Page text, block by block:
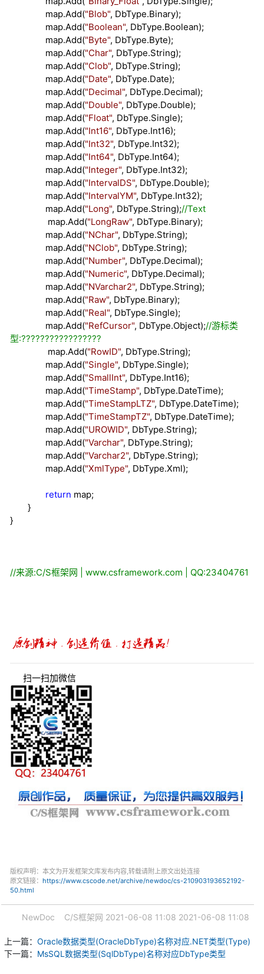
map.Add("Blob", DbType.Binary);
map.Add("Boolean", DbType.Boolean);
map.Add("Byte", DbType.Byte);
map.Add("Char", DbType.String);
map.Add("Clob", DbType.String);
map.Add("Date", DbType.Date);
map.Add("Decimal", DbType.Decimal);
map.Add("Double", DbType.Double);
map.Add("Float", DbType.Single);
map.Add("Int16", DbType.Int16);
map.Add("Int32", DbType.Int32);
map.Add("Int64", DbType.Int64);
map.Add("Integer", DbType.Int32);
map.Add("IntervalDS", DbType.Double);
map.Add("IntervalYM", DbType.Int32);
map.Add("Long", DbType.String);//Text
map.Add("LongRaw", DbType.Binary);
map.Add("NChar", DbType.String);
map.Add("NClob", DbType.String);
map.Add("Number", DbType.Decimal);
map.Add("Numeric", DbType.Decimal);
map.Add("NVarchar2", DbType.String);
map.Add("Raw", DbType.Binary);
map.Add("Real", DbType.Single);
map.Add("RefCursor", DbType.Object);//游标类
型:?????????????????
map.Add("RowID", DbType.String);
map.Add("Single", DbType.Single);
map.Add("SmallInt", DbType.Int16);
map.Add("TimeStamp", DbType.DateTime);
map.Add("TimeStampLTZ", DbType.DateTime);
map.Add("TimeStampTZ", DbType.DateTime);
map.Add("UROWID", DbType.String);
map.Add("Varchar", DbType.String);
map.Add("Varchar2", DbType.String);
map.Add("XmlType", DbType.Xml);
return map;
}
}
//来源:C/S框架网 | www.csframework.com | QQ:23404761
扫一扫加微信
版权声明：本文为开发框架文库发布内容,转载请附上原文出处连接
原文链接： https://www.cscode.net/archive/newdoc/cs-210903193652192-
50.html
NewDoc C/S框架网 2021-06-08 11:08 2021-06-08 11:08
上一篇： Oracle数据类型(OracleDbType)名称对应.NET类型(Type)
下一篇： MsSQL数据类型(SqlDbType)名称对应DbType类型